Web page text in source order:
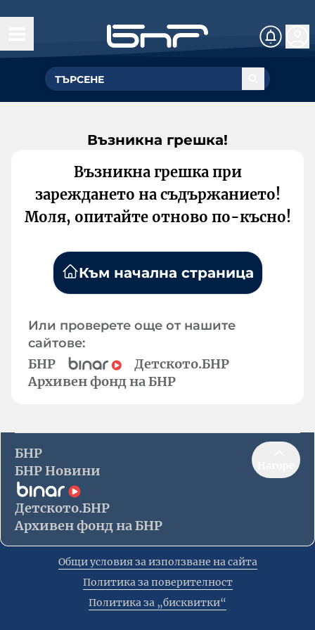
Възникна грешка!
Възникна грешка при
зареждането на съдържанието!
Моля, опитайте отново по-късно!
Към начална страница
Или проверете още от нашите
сайтове:
БНР
Детското.БНР
Архивен фонд на БНР
БНР
БНР Новини
Детското.БНР
Архивен фонд на БНР
Общи условия за използване на сайта
Политика за поверителност
Политика за „бисквитки“